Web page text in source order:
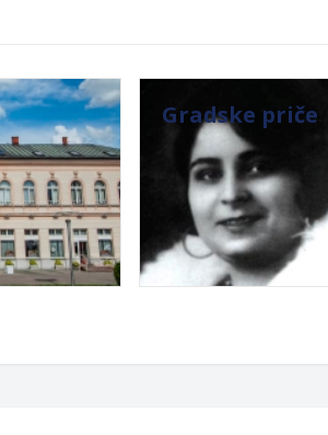
Gradske priče